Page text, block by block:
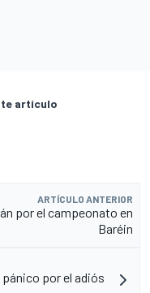
artículo
ARTÍCULO ANTERIOR
por el campeonato en
Baréin
pánico por el adiós